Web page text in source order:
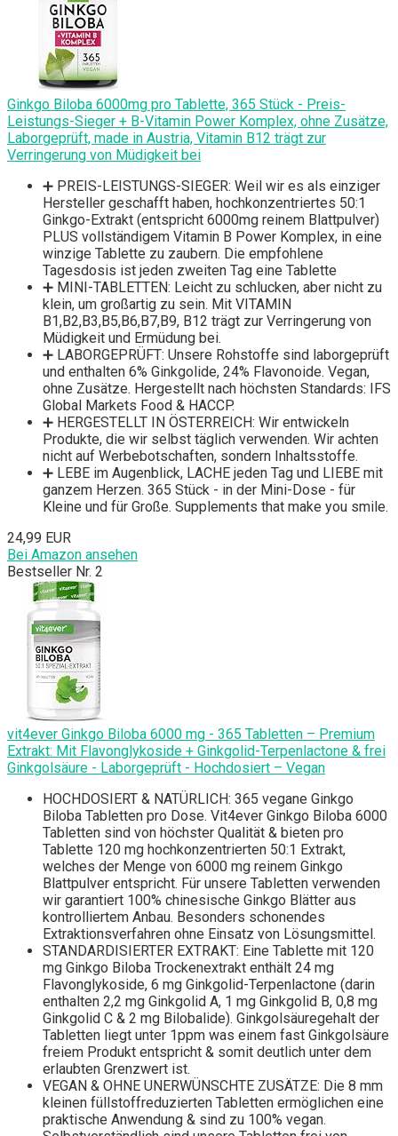
Ginkgo Biloba 6000mg pro Tablette, 365 Stück - Preis-
Leistungs-Sieger + B-Vitamin Power Komplex, ohne Zusätze,
Laborgeprüft, made in Austria, Vitamin B12 trägt zur
Verringerung von Müdigkeit bei
➕ PREIS-LEISTUNGS-SIEGER: Weil wir es als einziger
Hersteller geschafft haben, hochkonzentriertes 50:1
Ginkgo-Extrakt (entspricht 6000mg reinem Blattpulver)
PLUS vollständigem Vitamin B Power Komplex, in eine
winzige Tablette zu zaubern. Die empfohlene
Tagesdosis ist jeden zweiten Tag eine Tablette
➕ MINI-TABLETTEN: Leicht zu schlucken, aber nicht zu
klein, um großartig zu sein. Mit VITAMIN
B1,B2,B3,B5,B6,B7,B9, B12 trägt zur Verringerung von
Müdigkeit und Ermüdung bei.
➕ LABORGEPRÜFT: Unsere Rohstoffe sind laborgeprüft
und enthalten 6% Ginkgolide, 24% Flavonoide. Vegan,
ohne Zusätze. Hergestellt nach höchsten Standards: IFS
Global Markets Food & HACCP.
➕ HERGESTELLT IN ÖSTERREICH: Wir entwickeln
Produkte, die wir selbst täglich verwenden. Wir achten
nicht auf Werbebotschaften, sondern Inhaltsstoffe.
➕ LEBE im Augenblick, LACHE jeden Tag und LIEBE mit
ganzem Herzen. 365 Stück - in der Mini-Dose - für
Kleine und für Große. Supplements that make you smile.
24,99 EUR
Bei Amazon ansehen
Bestseller Nr. 2
vit4ever Ginkgo Biloba 6000 mg - 365 Tabletten – Premium
Extrakt: Mit Flavonglykoside + Ginkgolid-Terpenlactone & frei
Ginkgolsäure - Laborgeprüft - Hochdosiert – Vegan
HOCHDOSIERT & NATÜRLICH: 365 vegane Ginkgo
Biloba Tabletten pro Dose. Vit4ever Ginkgo Biloba 6000
Tabletten sind von höchster Qualität & bieten pro
Tablette 120 mg hochkonzentrierten 50:1 Extrakt,
welches der Menge von 6000 mg reinem Ginkgo
Blattpulver entspricht. Für unsere Tabletten verwenden
wir garantiert 100% chinesische Ginkgo Blätter aus
kontrolliertem Anbau. Besonders schonendes
Extraktionsverfahren ohne Einsatz von Lösungsmittel.
STANDARDISIERTER EXTRAKT: Eine Tablette mit 120
mg Ginkgo Biloba Trockenextrakt enthält 24 mg
Flavonglykoside, 6 mg Ginkgolid-Terpenlactone (darin
enthalten 2,2 mg Ginkgolid A, 1 mg Ginkgolid B, 0,8 mg
Ginkgolid C & 2 mg Bilobalide). Ginkgolsäuregehalt der
Tabletten liegt unter 1ppm was einem fast Ginkgolsäure
freiem Produkt entspricht & somit deutlich unter dem
erlaubten Grenzwert ist.
VEGAN & OHNE UNERWÜNSCHTE ZUSÄTZE: Die 8 mm
kleinen füllstoffreduzierten Tabletten ermöglichen eine
praktische Anwendung & sind zu 100% vegan.